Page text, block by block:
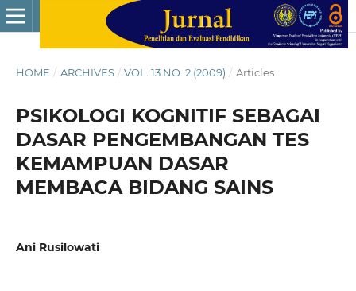
HOME / ARCHIVES / VOL. 13 NO. 2 (2009) / Articles
PSIKOLOGI KOGNITIF SEBAGAI
DASAR PENGEMBANGAN TES
KEMAMPUAN DASAR
MEMBACA BIDANG SAINS
Ani Rusilowati